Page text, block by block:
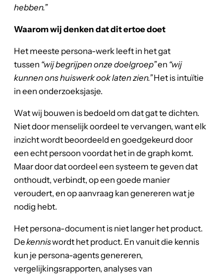
hebben.”
Waarom wij denken dat dit ertoe doet
Het meeste persona-werk leeft in het gat
tussen “wij begrijpen onze doelgroep”en “wij
kunnen ons huiswerk ook laten zien.”Het is intuïtie
in een onderzoeksjasje.
Wat wij bouwen is bedoeld om dat gat te dichten.
Niet door menselijk oordeel te vervangen, want elk
inzicht wordt beoordeeld en goedgekeurd door
een echt persoon voordat het in de graph komt.
Maar door dat oordeel een systeem te geven dat
onthoudt, verbindt, op een goede manier
veroudert, en op aanvraag kan genereren wat je
nodig hebt.
Het persona-document is niet langer het product.
Dekenniswordt het product. En vanuit die kennis
kun je persona-agents genereren,
vergelijkingsrapporten, analyses van